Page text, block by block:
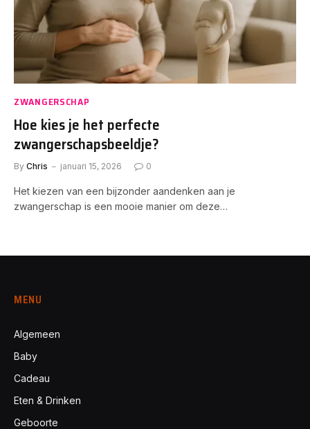
ZWANGERSCHAP
Hoe kies je het perfecte
zwangerschapsbeeldje?
By Chris januari 15, 2026 0
Het kiezen van een bijzonder aandenken aan je
zwangerschap is een mooie manier om deze…
MENU
Algemeen
Baby
Cadeau
Eten & Drinken
Geboorte